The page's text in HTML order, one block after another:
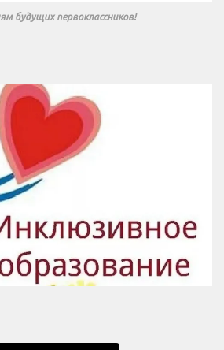
будущих первоклассников!